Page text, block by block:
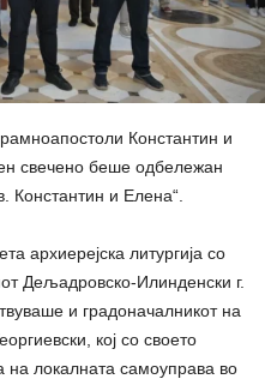
Константин и
свечено беше одбележан
Константин и Елена“.
архиерејска литургија со
Дељадровско-Илинденски г.
и градоначалникот на
кој со своето
на локалната самоуправа во